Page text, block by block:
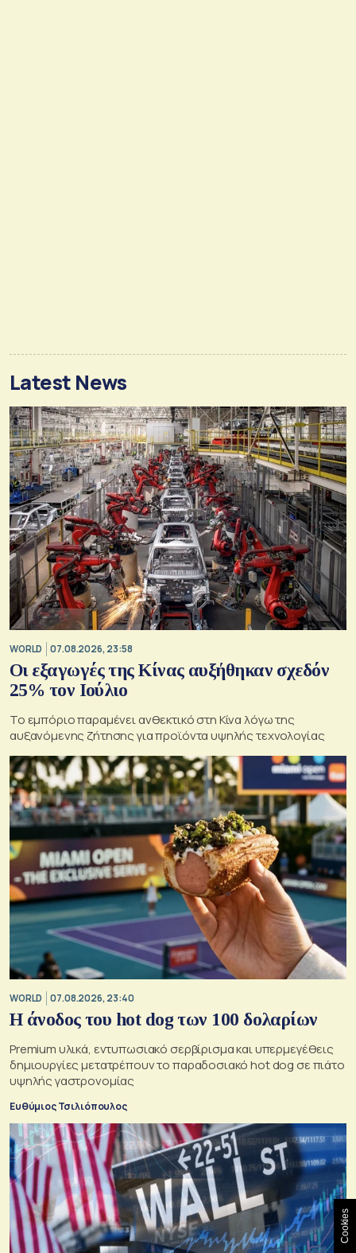
Latest News
WORLD 07.08.2026, 23:58
Οι εξαγωγές της Κίνας αυξήθηκαν σχεδόν
25% τον Ιούλιο
Το εμπόριο παραμένει ανθεκτικό στη Κίνα λόγω της
αυξανόμενης ζήτησης για προϊόντα υψηλής τεχνολογίας
WORLD 07.08.2026, 23:40
Η άνοδος του hot dog των 100 δολαρίων
Premium υλικά, εντυπωσιακό σερβίρισμα και υπερμεγέθεις
δημιουργίες μετατρέπουν το παραδοσιακό hot dog σε πιάτο
υψηλής γαστρονομίας
Ευθύμιος Τσιλιόπουλος
Cookies